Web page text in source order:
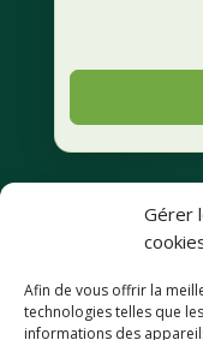
Gérer
Afin de vous offrir la
technologies telles que
informations des